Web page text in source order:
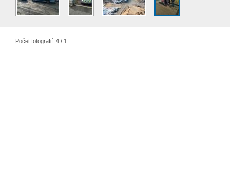
Počet fotografií: 4 / 1